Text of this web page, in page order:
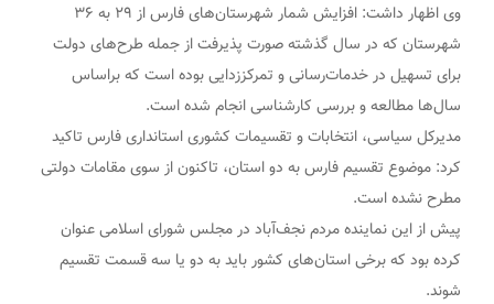
وی اظهار داشت: افزایش شمار شهرستان‌های فارس از ۲۹ به ۳۶
شهرستان که در سال گذشته صورت پذیرفت از جمله طرح‌های دولت
برای تسهیل در خدمات‌رسانی و تمرکززدایی بوده است که براساس
سال‌ها مطالعه و بررسی‌ کارشناسی انجام شده است.
مدیرکل سیاسی، انتخابات و تقسیمات کشوری استانداری فارس تاکید
کرد: موضوع تقسیم فارس به دو استان، تاکنون از سوی مقامات دولتی
مطرح نشده است.
پیش از این نماینده مردم نجف‌آباد در مجلس شورای اسلامی عنوان
کرده بود که برخی استان‌های کشور باید به دو یا سه قسمت تقسیم
شوند.